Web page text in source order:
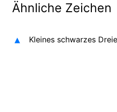
Ähnliche Zeichen
▴